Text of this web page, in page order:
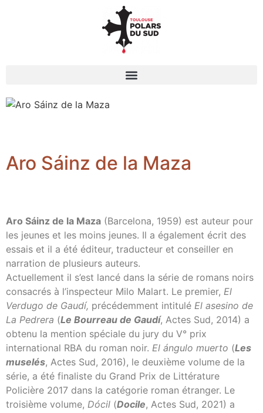
Aro Sáinz de la Maza
Aro Sáinz de la Maza (Barcelona, 1959) est auteur pour
les jeunes et les moins jeunes. Il a également écrit des
essais et il a été éditeur, traducteur et conseiller en
narration de plusieurs auteurs.
Actuellement il s’est lancé dans la série de romans noirs
consacrés à l’inspecteur Milo Malart. Le premier, El
Verdugo de Gaudí, précédemment intitulé El asesino de
La Pedrera (Le Bourreau de Gaudí, Actes Sud, 2014) a
obtenu la mention spéciale du jury du V° prix
international RBA du roman noir. El ángulo muerto (Les
muselés, Actes Sud, 2016), le deuxième volume de la
série, a été finaliste du Grand Prix de Littérature
Policière 2017 dans la catégorie roman étranger. Le
troisième volume, Dócil (Docile, Actes Sud, 2021) a